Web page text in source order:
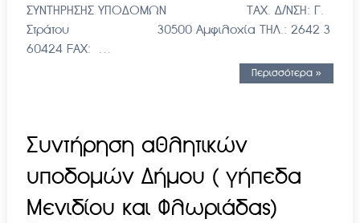
ΣΥΝΤΗΡΗΣΗΣ ΥΠΟΔΟΜΩΝ ΤΑΧ. Δ/ΝΣΗ: Γ.
Στράτου 30500 Αμφιλοχία ΤΗΛ.: 2642 3
60424 FAX: …
Περισσότερα »
Συντήρηση αθλητικών
υποδομών Δήμου ( γήπεδα
Μενιδίου και Φλωριάδας)